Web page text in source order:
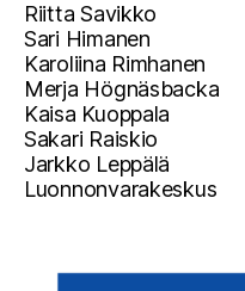
Riitta Savikko
Sari Himanen
Karoliina Rimhanen
Merja Högnäsbacka
Kaisa Kuoppala
Sakari Raiskio
Jarkko Leppälä
Luonnonvarakeskus